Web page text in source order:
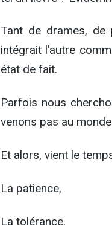
Tant de drames, de
intégrait l’autre
état de fait.
Parfois nous
venons pas au
Et alors, vient le
La patience,
La tolérance.